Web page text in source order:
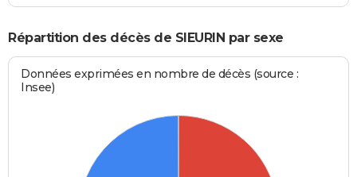
Répartition des décès de SIEURIN par sexe
Données exprimées en nombre de décès (source :
Insee)